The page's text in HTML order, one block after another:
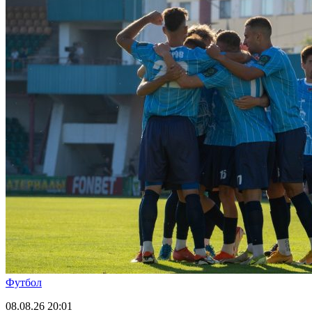
Футбол
08.08.26 20:01